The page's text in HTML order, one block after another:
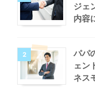
ジェ
内容
2
パパ
ェン
ネス